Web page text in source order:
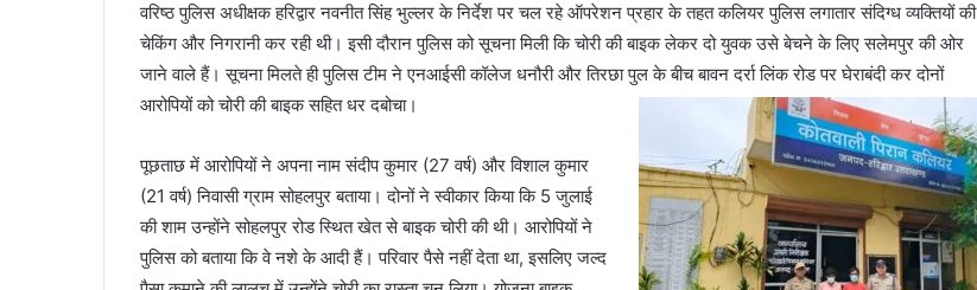
वरिष्ठ पुलिस अधीक्षक हरिद्वार नवनीत सिंह भुल्लर के निर्देश पर चल रहे ऑपरेशन प्रहार के तहत कलियर पुलिस लगातार संदिग्ध व्यक्तियों की
चेकिंग और निगरानी कर रही थी। इसी दौरान पुलिस को सूचना मिली कि चोरी की बाइक लेकर दो युवक उसे बेचने के लिए सलेमपुर की ओर
जाने वाले हैं। सूचना मिलते ही पुलिस टीम ने एनआईसी कॉलेज धनौरी और तिरछा पुल के बीच बावन दर्रा लिंक रोड पर घेराबंदी कर दोनों
आरोपियों को चोरी की बाइक सहित धर दबोचा।
पूछताछ में आरोपियों ने अपना नाम संदीप कुमार (27 वर्ष) और विशाल कुमार
(21 वर्ष) निवासी ग्राम सोहलपुर बताया। दोनों ने स्वीकार किया कि 5 जुलाई
की शाम उन्होंने सोहलपुर रोड स्थित खेत से बाइक चोरी की थी। आरोपियों ने
पुलिस को बताया कि वे नशे के आदी हैं। परिवार पैसे नहीं देता था, इसलिए जल्द